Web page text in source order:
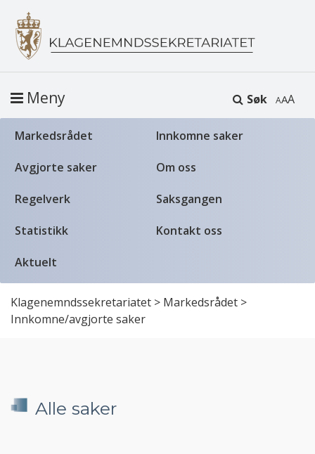
Søk A
Meny
Markedsrådet Innkomne saker
Avgjorte saker Om oss
Regelverk Saksgangen
Statistikk Kontakt oss
Aktuelt
Klagenemndssekretariatet > Markedsrådet >
Innkomne/avgjorte saker
Alle saker